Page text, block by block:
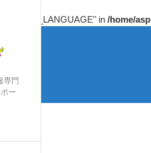
in /home/
専門
ー